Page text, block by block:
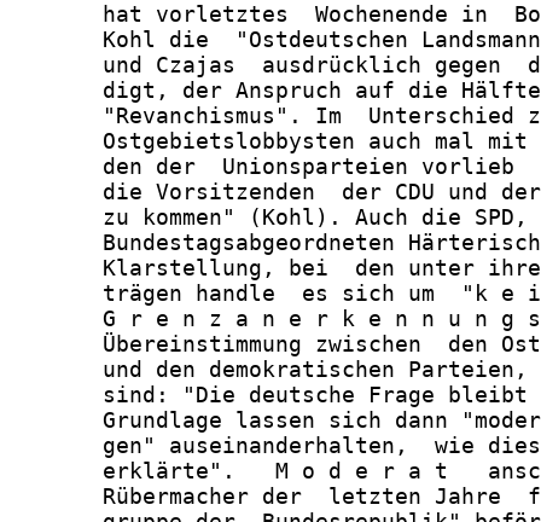
hat vorletztes  Wochenende in
Kohl die  "Ostdeutschen
und Czajas  ausdrücklich gegen
digt, der Anspruch auf die
"Revanchismus". Im  Unterschied
Ostgebietslobbysten auch mal
den der  Unionsparteien vorlieb
die Vorsitzenden  der CDU und
zu kommen" (Kohl). Auch die
Bundestagsabgeordneten
Klarstellung, bei  den unter
trägen handle  es sich um  "k e
G r e n z a n e r k e n n u n g
Übereinstimmung zwischen  den
und den demokratischen
sind: "Die deutsche Frage
Grundlage lassen sich dann
gen" auseinanderhalten,  wie
erklärte".   M o d e r a t
Rübermacher der  letzten Jahre